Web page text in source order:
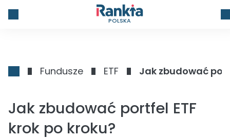
POLSKA
Fundusze ETF Jak zbudować
Jak zbudować portfel ETF
krok po kroku?